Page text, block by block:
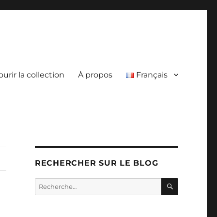
la collection À propos Français
RECHERCHER SUR LE BLOG
Recherche
pour :